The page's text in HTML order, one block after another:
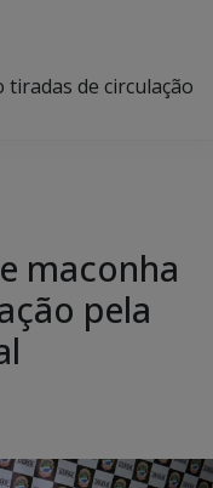
tiradas de circulação
maconha
pela